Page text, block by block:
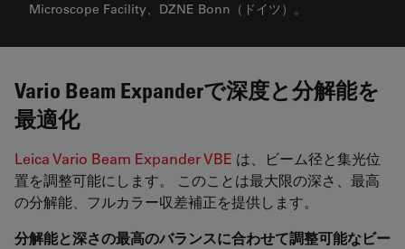
Microscope Facility、DZNE Bonn（ドイツ）。
Vario Beam Expanderで深度と分解能を
最適化
Leica Vario Beam Expander VBE は、ビーム径と集光位
置を調整可能にします。 このことは最大限の深さ、最高
の分解能、フルカラー収差補正を提供します。
分解能と深さの最高のバランスに合わせて調整可能なビー